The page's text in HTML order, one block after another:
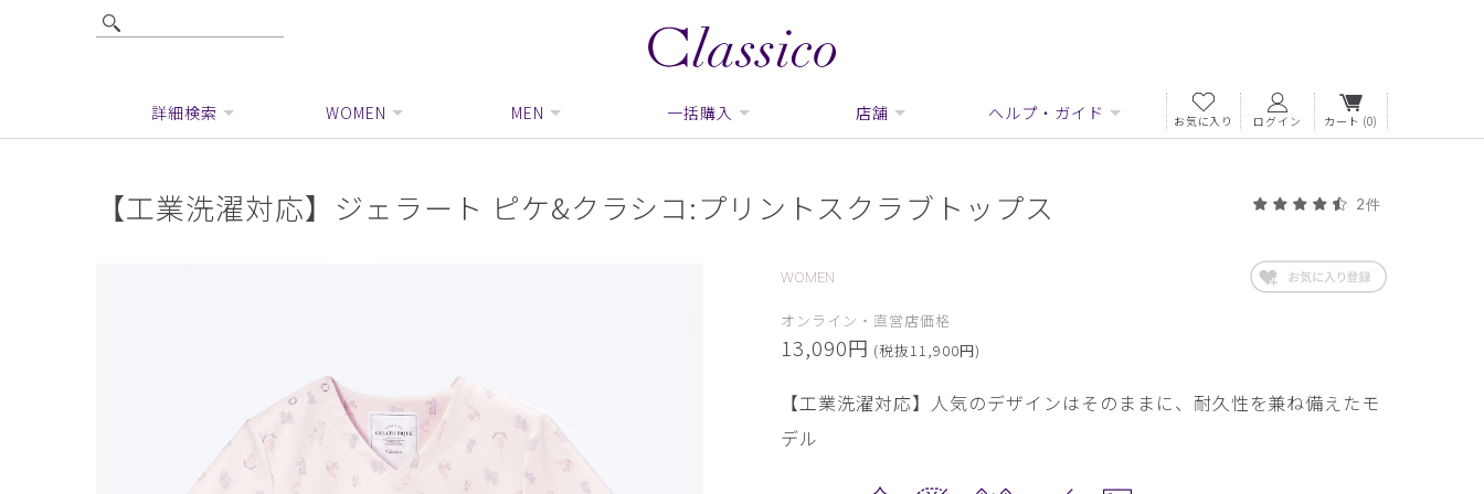
詳細検索 WOMEN MEN 一括購入 店舗 ヘルプ・ガイド お気に入り ログイン カート (0)
【工業洗濯対応】ジェラート ピケ&クラシコ:プリントスクラブトップス 2件
WOMEN
オンライン・直営店価格
13,090円 (税抜11,900円)
【工業洗濯対応】人気のデザインはそのままに、耐久性を兼ね備えたモ
デル